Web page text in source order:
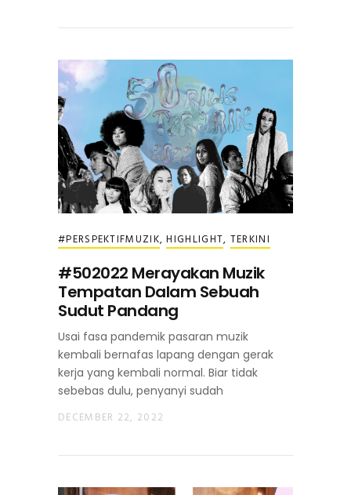
#PERSPEKTIFMUZIK,HIGHLIGHT, TERKINI
#502022 Merayakan Muzik
Tempatan Dalam Sebuah
Sudut Pandang
Usai fasa pandemik pasaran muzik
kembali bernafas lapang dengan gerak
kerja yang kembali normal. Biar tidak
sebebas dulu, penyanyi sudah
DECEMBER 22, 2022